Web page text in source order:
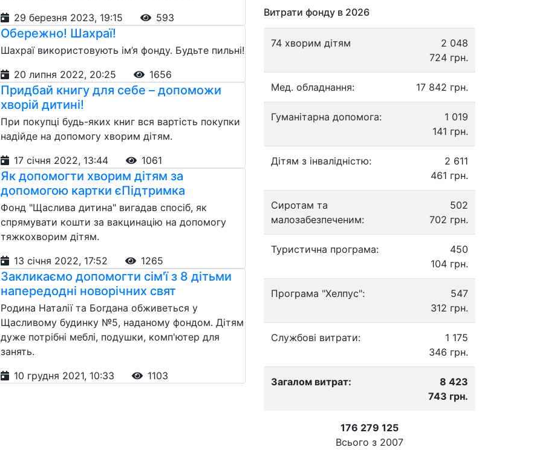
29 березня 2023, 19:15
593
Обережно! Шахраї!
Шахраї використовують ім’я фонду. Будьте пильні!
20 липня 2022, 20:25
1656
Придбай книгу для себе – допоможи
хворій дитині!
При покупці будь-яких книг вся вартість покупки
надійде на допомогу хворим дітям.
17 січня 2022, 13:44
1061
Як допомогти хворим дітям за
допомогою картки єПідтримка
Фонд "Щаслива дитина" вигадав спосіб, як
спрямувати кошти за вакцинацію на допомогу
тяжкохворим дітям.
13 січня 2022, 17:52
1265
Закликаємо допомогти сім'ї з 8 дітьми
напередодні новорічних свят
Родина Наталії та Богдана обживеться у
Щасливому будинку №5, наданому фондом. Дітям
дуже потрібні меблі, подушки, комп'ютер для
занять.
10 грудня 2021, 10:33
1103
Витрати фонду в 2026
74 хворим дітям
2 048
724 грн.
Мед. обладнання: 17 842 грн.
Гуманітарна допомога:
1 019
141 грн.
Дітям з інвалідністю:
2 611
461 грн.
Сиротам та
малозабезпеченим:
502
702 грн.
Туристична програма:
450
104 грн.
Програма "Хелпус":
547
312 грн.
Службові витрати:
1 175
346 грн.
Загалом витрат:
8 423
743 грн.
176 279 125
Всього з 2007